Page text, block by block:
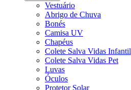
Vestuário
Abrigo de Chuva
Bonés
Camisa UV
Chapéus
Colete Salva Vidas Infantil
Colete Salva Vidas Pet
Luvas
Óculos
Protetor Solar